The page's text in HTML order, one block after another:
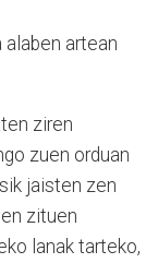
alaben artean
ziren
zuen orduan
jaisten zen
zituen
lanak tarteko,